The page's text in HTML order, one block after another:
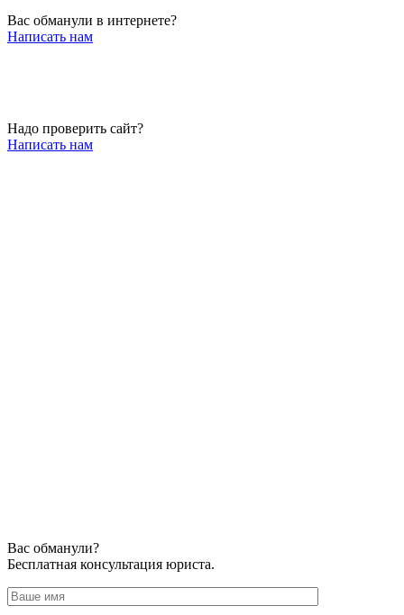
Вас обманули в интернете?
Написать нам
Надо проверить сайт?
Написать нам
Вас обманули?
Бесплатная консультация юриста.